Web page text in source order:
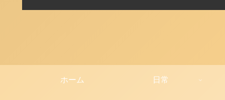
ホーム 日常